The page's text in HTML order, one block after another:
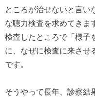
ところが治せないと言い
な聴力検査を求めてきま
検査したところで「様子
に、なぜに検査に来させ
です。
そうやって長年、診察結